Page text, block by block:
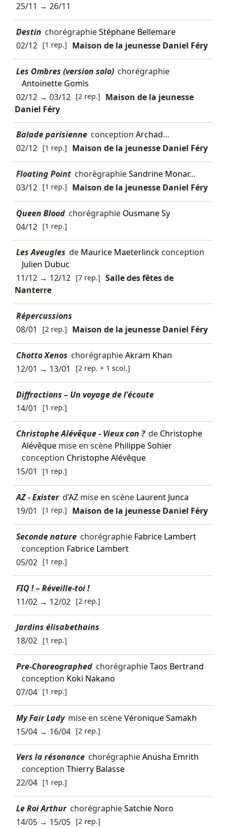
25/11 → 26/11
Destin chorégraphieStéphane Bellemare
02/12 [1 rep.] Maison de la jeunesse Daniel Féry
Les Ombres (version solo) chorégraphie
Antoinette Gomis
02/12→ 03/12 [2 rep.]
Maison de la jeunesse
Daniel Féry
Balade parisienne conception Archad…
02/12 [1 rep.] Maison de la jeunesse Daniel Féry
Floating Point chorégraphieSandrine Monar…
03/12 [1 rep.] Maison de la jeunesse Daniel Féry
Queen Blood chorégraphie Ousmane Sy
04/12 [1 rep.]
Les Aveugles de Maurice Maeterlinckconception
Julien Dubuc
11/12→ 12/12 [7 rep.] Salle des fêtes de
Nanterre
Répercussions
08/01
[2 rep.] Maison de la jeunesse Daniel Féry
Chotto Xenos chorégraphieAkram Khan
12/01 → 13/01 [2 rep. + 1 scol.]
Diffractions – Un voyage de l'écoute
14/01
[1 rep.]
Christophe Alévêque - Vieux con ? de Christophe
Alévêquemise en scène Philippe Sohier
conception Christophe Alévêque
15/01
[1 rep.]
AZ - Exister d’AZmise en scène Laurent Junca
19/01
[1 rep.] Maison de la jeunesse Daniel Féry
Seconde nature chorégraphie Fabrice Lambert
conception Fabrice Lambert
05/02 [1 rep.]
FIQ ! – Réveille-toi !
11/02→ 12/02 [2 rep.]
Jardins élisabethains
18/02 [1 rep.]
Pre‑Choreographed chorégraphieTaos Bertrand
conception Koki Nakano
07/04 [1 rep.]
My Fair Lady mise en scèneVéronique Samakh
15/04→ 16/04 [2 rep.]
Vers la résonance chorégraphieAnusha Emrith
conception Thierry Balasse
22/04 [1 rep.]
Le Roi Arthur chorégraphieSatchie Noro
14/05→ 15/05 [2 rep.]